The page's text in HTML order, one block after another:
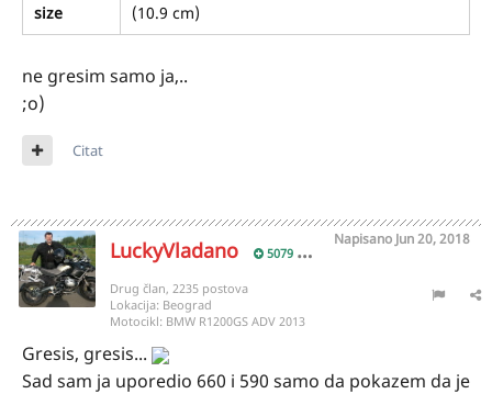
size
(10.9 cm)
ne gresim samo ja,..
;o)
Citat
LuckyVladano 5079
Napisano Jun 20, 2018
Drug član, 2235 postova
Lokacija: Beograd
Motocikl: BMW R1200GS ADV 2013
Gresis, gresis...
Sad sam ja uporedio 660 i 590 samo da pokazem da je